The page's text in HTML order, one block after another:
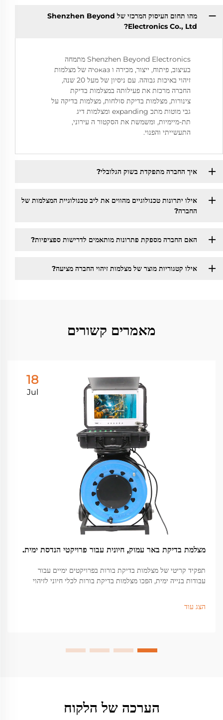
מהו תחום העיסוק המרכזי של Shenzhen Beyond
Electronics Co., Ltd?
Shenzhen Beyond Electronics מתמחה
בעיצוב, פיתוח, ייצור, מכירה ו оказיה של מצלמות
זיהוי באיכות גבוהה. עם ניסיון של מעל 20 שנה,
החברה מרכזת את פעילותה במצלמות בדיקת
צינורות, מצלמות בדיקת סולחות, מצלמות בדיקה על
גבי מוטות מתכ expanding ומצלמות דיג
תת-מיימיות, ומשמשת את הסקטור ה עירוני,
התעשייתי והפנוי.
איך החברה מתפקדת בשוק הגלובלי?
אילו יתרונות טכנולוגיים מהווים את ליב טכנולוגיית המצלמות של
החברה?
האם החברה מספקת פתרונות מותאמים לדרישות ספציפיות?
אילו קטגוריות מוצר של מצלמות זיהוי החברה מציעה?
מאמרים קשורים
18
Jul
מצלמת בדיקת באר עמוק, חיונית עבור פרויקטי הנדסת ימית.
תפקיד קריטי של מצלמות בדיקת בורות בפרויקטים ימיים עבור
עבודות בנייה ימית, הפכו מצלמות בדיקת בורות לכלי חיוני לזיהוי
הצג עוד
הערכה של הלקוח